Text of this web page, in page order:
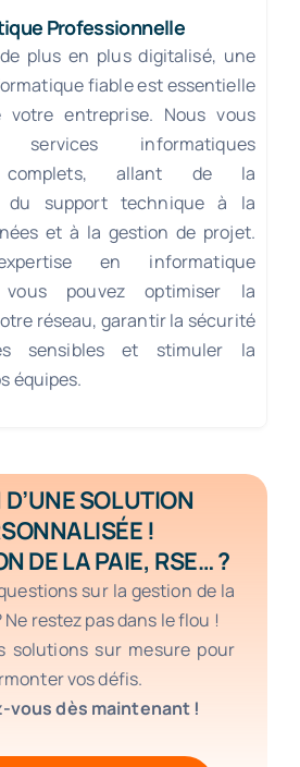
Professionnelle
plus en plus digitalisé, une
fiable est essentielle
entreprise. Nous vous
informatiques
complets, allant de la
du support technique à la
et à la gestion de projet.
en informatique
vous pouvez optimiser la
réseau, garantir la sécurité
sensibles et stimuler la
équipes.
SOLUTION
!
DE LA PAIE, RSE… ?
sur la gestion de la
Ne restez pas dans le flou !
solutions sur mesure pour
vos défis.
vous dès maintenant !